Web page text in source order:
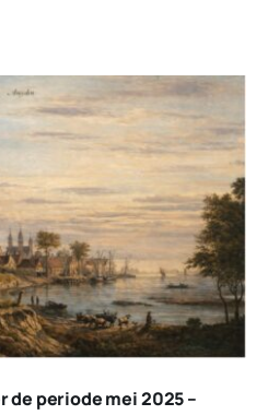
de periode mei 2025 –